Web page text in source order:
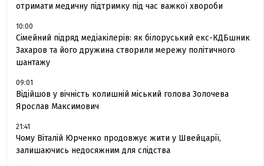
отримати медичну підтримку під час важкої хвороби
10:00
Сімейний підряд медіакілерів: як білоруський екс-КДБшник
Захаров та його дружина створили мережу політичного
шантажу
09:01
Відійшов у вічність колишній міський голова Золочева
Ярослав Максимович
21:41
Чому Віталій Юрченко продовжує жити у Швейцарії,
залишаючись недосяжним для слідства